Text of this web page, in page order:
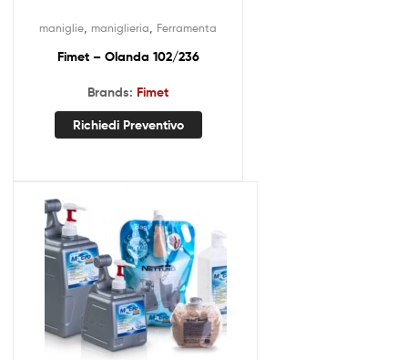
maniglie maniglieria Ferramenta
Fimet – Olanda 102/236
Brands: Fimet
Richiedi Preventivo